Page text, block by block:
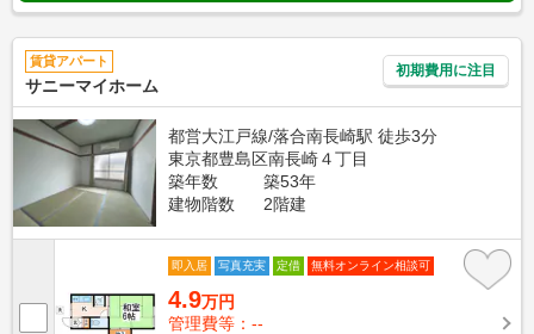
賃貸アパート
サニーマイホーム
初期費用に注目
都営大江戸線/落合南長崎駅 徒歩3分
東京都豊島区南長崎４丁目
築年数
築53年
建物階数
2階建
即入居 写真充実 定借 無料オンライン相談可
4.9万円
管理費等：--